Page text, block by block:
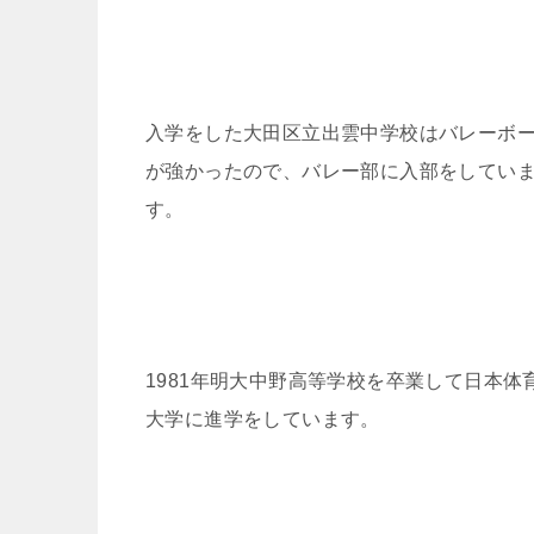
入学をした大田区立出雲中学校はバレーボ
が強かったので、バレー部に入部をしていま
す。
1981年明大中野高等学校を卒業して日本体
大学に進学をしています。